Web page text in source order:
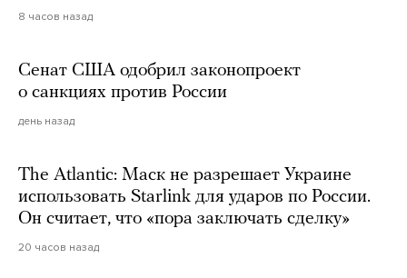
8 часов назад
Сенат США одобрил законопроект
о санкциях против России
день назад
The Atlantic: Маск не разрешает Украине
использовать Starlink для ударов по России.
Он считает, что «пора заключать сделку»
20 часов назад